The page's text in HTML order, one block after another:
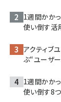
1週間かか
使い倒す活
アクティブ
ぶ“ユーザ
1週間かか
使い倒す8